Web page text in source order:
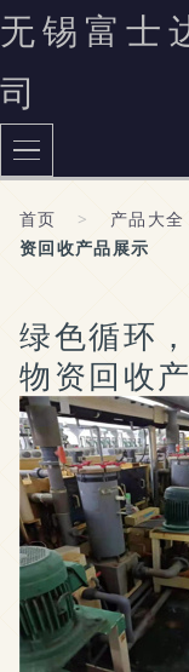
无锡富士
司
首页 > 产品大全
资回收产品展示
绿色循环
物资回收